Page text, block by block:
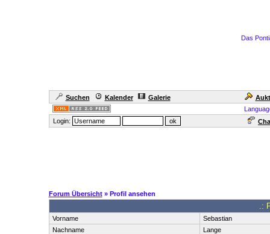
Das
Suchen Kalender Galerie
Login:
Forum Übersicht» Profil ansehen
.:
Vorname
Sebastian
Nachname
Lange